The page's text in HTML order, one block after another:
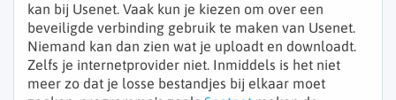
kan bij Usenet. Vaak kun je kiezen om over een
beveiligde verbinding gebruik te maken van Usenet.
Niemand kan dan zien wat je uploadt en downloadt.
Zelfs je internetprovider niet. Inmiddels is het niet
meer zo dat je losse bestandjes bij elkaar moet